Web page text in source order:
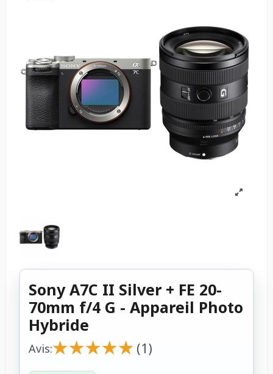
Sony A7C II Silver + FE 20-
70mm f/4 G - Appareil Photo
Hybride
Avis:★
★★
★★
★★
★★
★ (1)